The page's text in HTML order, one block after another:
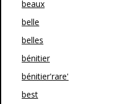
beaux
belle
belles
bénitier
bénitier'rare'
best